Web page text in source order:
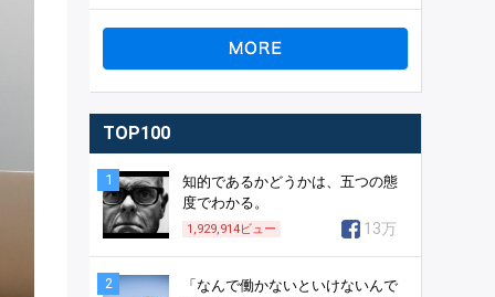
TOP100
1
知的であるかどうかは、五つの態
度でわかる。
1,929,914ビュー 13万
2
「なんで働かないといけないんで